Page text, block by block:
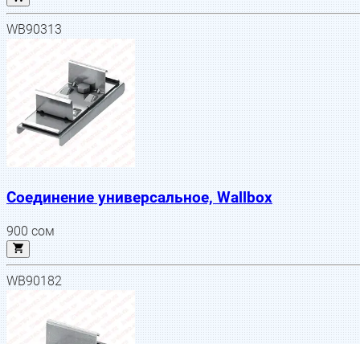
WB90313
Соединение универсальное, Wallbox
900сом
WB90182